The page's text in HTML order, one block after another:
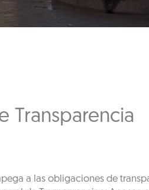
Transparencia
a las obligaciones de